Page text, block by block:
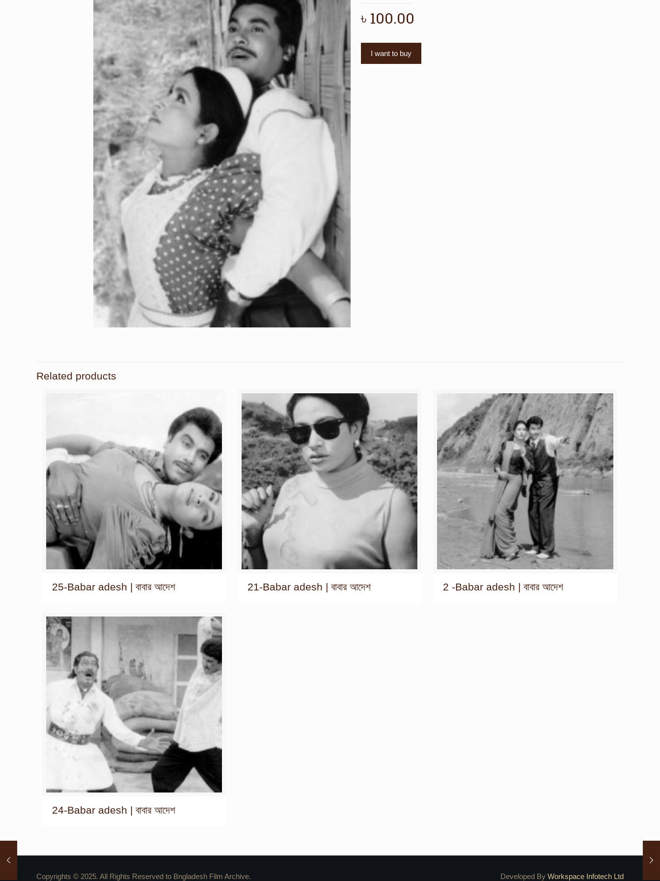
৳ 100.00
I want to buy
Related products
25-Babar adesh | বাবার আদেশ 21-Babar adesh | বাবার আদেশ 2 -Babar adesh | বাবার আদেশ
24-Babar adesh | বাবার আদেশ
Copyrights © 2025. All Rights Reserved to Bngladesh Film Archive. Developed By Workspace Infotech Ltd